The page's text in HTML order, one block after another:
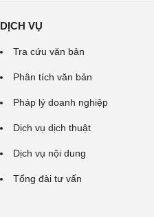
DỊCH VỤ
Tra cứu văn bản
Phân tích văn bản
Pháp lý doanh nghiệp
Dịch vụ dịch thuật
Dịch vụ nội dung
Tổng đài tư vấn